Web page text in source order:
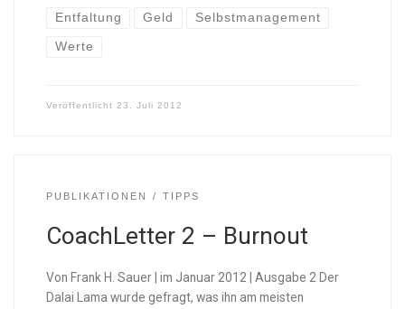
Entfaltung Geld Selbstmanagement
Werte
Veröffentlicht 23. Juli 2012
PUBLIKATIONEN TIPPS
CoachLetter 2 – Burnout
Von Frank H. Sauer | im Januar 2012 | Ausgabe 2 Der
Dalai Lama wurde gefragt, was ihn am meisten